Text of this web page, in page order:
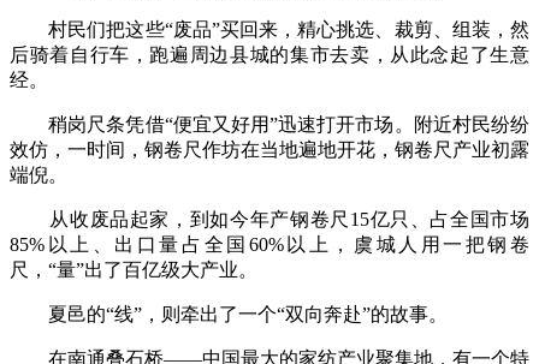
村民们把这些“废品”买回来，精心挑选、裁剪、组装，然
后骑着自行车，跑遍周边县城的集市去卖，从此念起了生意
经。
稍岗尺条凭借“便宜又好用”迅速打开市场。附近村民纷纷
效仿，一时间，钢卷尺作坊在当地遍地开花，钢卷尺产业初露
端倪。
从收废品起家，到如今年产钢卷尺15亿只、占全国市场
85%以上、出口量占全国60%以上，虞城人用一把钢卷
尺，“量”出了百亿级大产业。
夏邑的“线”，则牵出了一个“双向奔赴”的故事。
在南通叠石桥——中国最大的家纺产业聚集地，有一个特